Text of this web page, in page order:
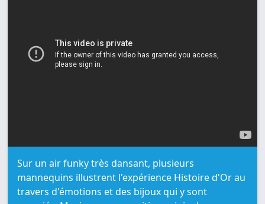
Sur un air funky très dansant, plusieurs
mannequins illustrent l'expérience Histoire d'Or au
travers d'émotions et des bijoux qui y sont